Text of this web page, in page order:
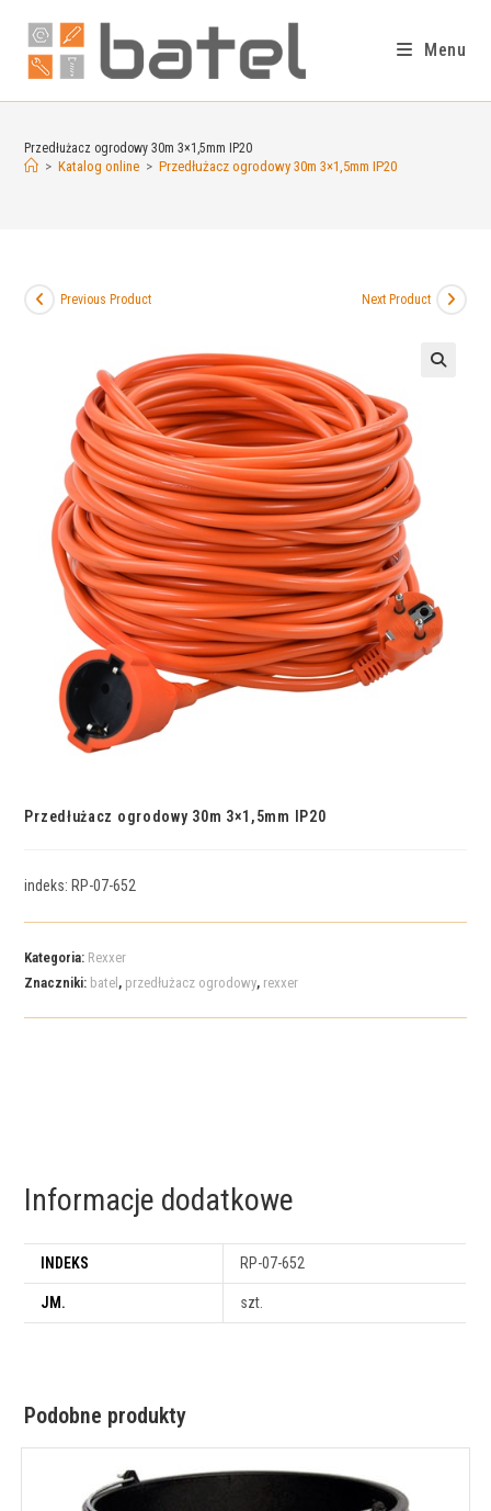
Menu
Przedłużacz ogrodowy 30m 3×1,5mm IP20
> Katalog online > Przedłużacz ogrodowy 30m 3×1,5mm IP20
Previous Product Next Product
Przedłużacz ogrodowy 30m 3×1,5mm IP20
indeks: RP-07-652
Kategoria: Rexxer
Znaczniki: batel , przedłużacz ogrodowy, rexxer
Informacje dodatkowe
INDEKS RP-07-652
JM. szt.
Podobne produkty